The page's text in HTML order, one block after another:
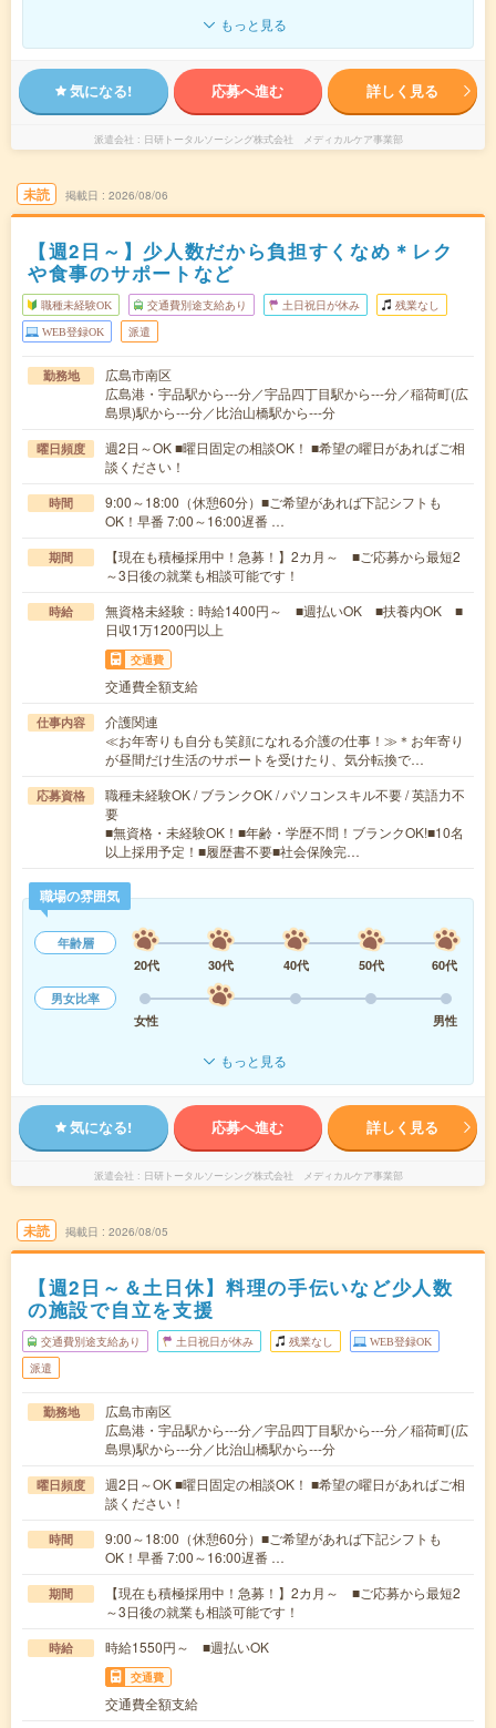
もっと見る
気になる! 応募へ進む 詳しく見る
派遣会社 日研トータルソーシング株式会社 メディカルケア事業部
未読 掲載日 2026/08/06
【週2日～】少人数だから負担すくなめ＊レク
や食事のサポートなど
職種未経験OK 交通費別途支給あり 土日祝日が休み 残業なし
WEB登録OK 派遣
勤務地
広島市南区
広島港・宇品駅から---分／宇品四丁目駅から---分／稲荷町(広
島県)駅から---分／比治山橋駅から---分
曜日頻度
週2日～OK ■曜日固定の相談OK！ ■希望の曜日があればご相
談ください！
時間
9:00～18:00（休憩60分）■ご希望があれば下記シフトも
OK！早番 7:00～16:00遅番 …
期間
【現在も積極採用中！急募！】2カ月～ ■ご応募から最短2
～3日後の就業も相談可能です！
時給
無資格未経験：時給1400円～ ■週払いOK ■扶養内OK ■
日収1万1200円以上
交通費
交通費全額支給
仕事内容
介護関連
≪お年寄りも自分も笑顔になれる介護の仕事！≫＊お年寄り
が昼間だけ生活のサポートを受けたり、気分転換で…
応募資格
職種未経験OK / ブランクOK / パソコンスキル不要 / 英語力不
要
■無資格・未経験OK！■年齢・学歴不問！ブランクOK!■10名
以上採用予定！■履歴書不要■社会保険完…
職場の雰囲気
年齢層
20代
30代 40代 50代
60代
男女比率
女性
男性
もっと見る
気になる! 応募へ進む 詳しく見る
派遣会社 日研トータルソーシング株式会社 メディカルケア事業部
未読 掲載日 2026/08/05
【週2日～＆土日休】料理の手伝いなど少人数
の施設で自立を支援
交通費別途支給あり 土日祝日が休み 残業なし WEB登録OK
派遣
勤務地
広島市南区
広島港・宇品駅から---分／宇品四丁目駅から---分／稲荷町(広
島県)駅から---分／比治山橋駅から---分
曜日頻度
週2日～OK ■曜日固定の相談OK！ ■希望の曜日があればご相
談ください！
時間
9:00～18:00（休憩60分）■ご希望があれば下記シフトも
OK！早番 7:00～16:00遅番 …
期間
【現在も積極採用中！急募！】2カ月～ ■ご応募から最短2
～3日後の就業も相談可能です！
時給 時給1550円～ ■週払いOK
交通費
交通費全額支給